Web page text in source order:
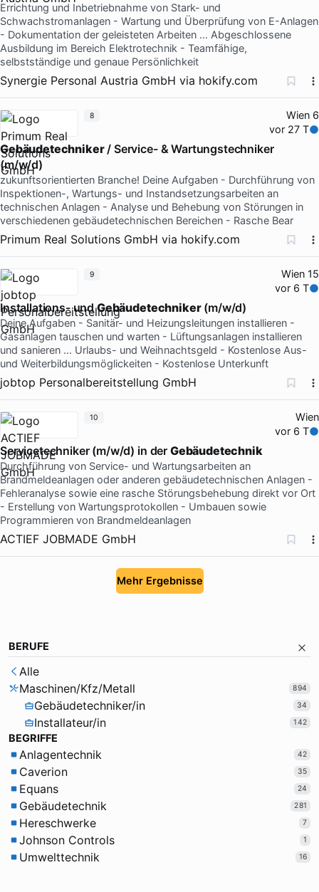
Errichtung und Inbetriebnahme von Stark- und
Schwachstromanlagen - Wartung und Überprüfung von E-Anlagen
- Dokumentation der geleisteten Arbeiten … Abgeschlossene
Ausbildung im Bereich Elektrotechnik - Teamfähige,
selbstständige und genaue Persönlichkeit
Synergie Personal Austria GmbH via hokify.com
Wien 6
vor 27 T
Gebäudetechniker/ Service- & Wartungstechniker
(m/w/d)
zukunftsorientierten Branche! Deine Aufgaben - Durchführung von
Inspektionen-, Wartungs- und Instandsetzungsarbeiten an
technischen Anlagen - Analyse und Behebung von Störungen in
verschiedenen gebäudetechnischen Bereichen - Rasche Bear
Primum Real Solutions GmbH via hokify.com
8
Wien 15
vor 6 T
Installations- undGebäudetechniker(m/w/d)
Deine Aufgaben - Sanitär- und Heizungsleitungen installieren -
Gasanlagen tauschen und warten - Lüftungsanlagen installieren
und sanieren … Urlaubs- und Weihnachtsgeld - Kostenlose Aus-
und Weiterbildungsmöglickeiten - Kostenlose Unterkunft
jobtop Personalbereitstellung GmbH
9
Wien
vor 6 T
Servicetechniker (m/w/d) in der Gebäudetechnik
Durchführung von Service- und Wartungsarbeiten an
Brandmeldeanlagen oder anderen gebäudetechnischen Anlagen -
Fehleranalyse sowie eine rasche Störungsbehebung direkt vor Ort
- Erstellung von Wartungsprotokollen - Umbauen sowie
Programmieren von Brandmeldeanlagen
ACTIEF JOBMADE GmbH
10
Mehr Ergebnisse
BERUFE
Alle
Maschinen/Kfz/Metall
894
Gebäudetechniker/in 34
Installateur/in 142
BEGRIFFE
Anlagentechnik 42
Caverion 35
Equans 24
Gebäudetechnik 281
Hereschwerke 7
Johnson Controls 1
Umwelttechnik 16